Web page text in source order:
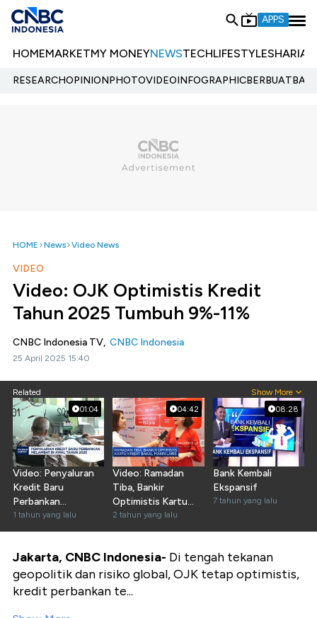
APPS
HOMEMARKETMY MONEYNEWSTECHLIFESTYLESHARIA
RESEARCHOPINIONPHOTOVIDEOINFOGRAPHIC
HOME News Video News
VIDEO
Video: OJK Optimistis Kredit
Tahun 2025 Tumbuh 9%-11%
CNBC Indonesia TV, CNBC Indonesia
25 April 2025 15:40
Related Show More
01:04
Video: Penyaluran
Kredit Baru
Perbankan
Melambat di Awal
Tahun 2025
1 tahun yang lalu
04:42
Video: Ramadan
Tiba, Bankir
Optimistis Kartu
Kredit Bakal Makin
Laris
2 tahun yang lalu
08:28
Bank Kembali
Ekspansif
7 tahun yang lalu
Jakarta, CNBC Indonesia- Di tengah tekanan
geopolitik dan risiko global, OJK tetap optimistis,
kredit perbankan te...